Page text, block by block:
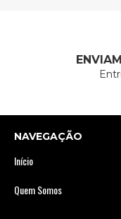
NAVEGAÇÃO
Início
Quem Somos